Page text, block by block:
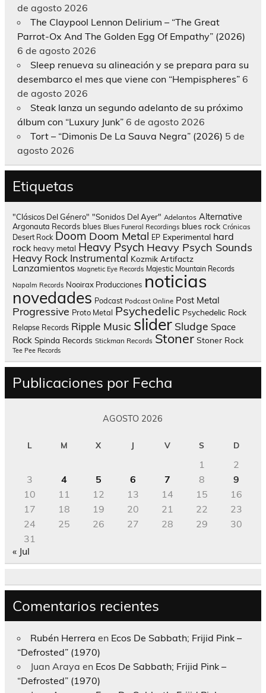
de agosto 2026
The Claypool Lennon Delirium – “The Great
Parrot-Ox And The Golden Egg Of Empathy” (2026)
6 de agosto 2026
Sleep renueva su alineación y se prepara para su
desembarco el mes que viene con “Hempispheres” 6
de agosto 2026
Steak lanza un segundo adelanto de su próximo
álbum con “Luxury Junk” 6 de agosto 2026
Tort – “Dimonis De La Sauva Negra” (2026) 5 de
agosto 2026
Etiquetas
"Clásicos Del Género" "Sonidos Del Ayer" Adelantos Alternative
Argonauta Records blues Blues Funeral Recordings blues rock Crónicas
Desert Rock Doom Doom Metal EP Experimental hard
rock heavy metal Heavy Psych Heavy Psych Sounds
Heavy Rock Instrumental Kozmik Artifactz
Lanzamientos Magnetic Eye Records Majestic Mountain Records
Napalm Records Nooirax Producciones noticias
novedades Podcast Podcast Online Post Metal
Progressive Proto Metal Psychedelic Psychedelic Rock
Relapse Records Ripple Music slider Sludge Space
Rock Spinda Records Stickman Records Stoner Stoner Rock
Tee Pee Records
Publicaciones por Fecha
AGOSTO 2026
L M X J V S D
1
2
3
4 5 6 7 8
9
10
11 12 13 14 15
16
17
18 19 20 21 22
23
24
25 26 27 28 29
30
31
« Jul
Comentarios recientes
Rubén Herrera en Ecos De Sabbath; Frijid Pink –
“Defrosted” (1970)
Juan Araya en Ecos De Sabbath; Frijid Pink –
“Defrosted” (1970)